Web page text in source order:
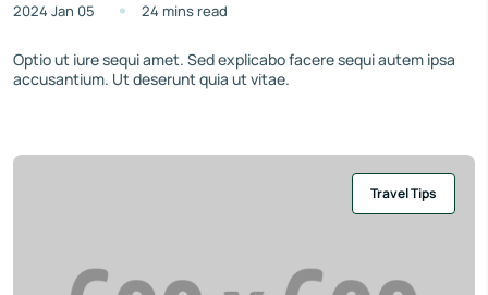
2024 Jan 05 24 mins read
Optio ut iure sequi amet. Sed explicabo facere sequi autem ipsa
accusantium. Ut deserunt quia ut vitae.
Travel Tips